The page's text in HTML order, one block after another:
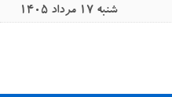
شنبه 17 مرداد 1405